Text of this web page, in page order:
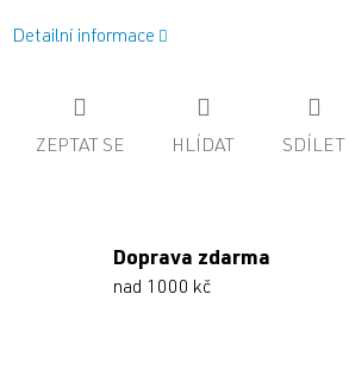
Detailní informace
ZEPTAT SE HLÍDAT SDÍLET
Doprava zdarma
nad 1000 kč